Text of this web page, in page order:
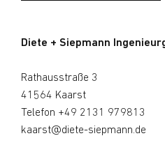
Diete + Siepmann
Rathausstraße 3
41564 Kaarst
Telefon +49 2131 979813
kaarst@diete-siepmann.de